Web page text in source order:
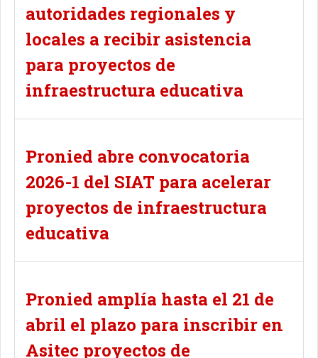
autoridades regionales y
locales a recibir asistencia
para proyectos de
infraestructura educativa
Pronied abre convocatoria
2026-1 del SIAT para acelerar
proyectos de infraestructura
educativa
Pronied amplía hasta el 21 de
abril el plazo para inscribir en
Asitec proyectos de